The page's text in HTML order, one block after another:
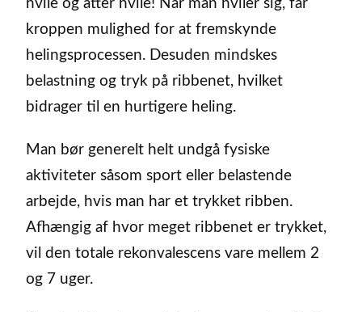
hvile og atter hvile! Når man hviler sig, får
kroppen mulighed for at fremskynde
helingsprocessen. Desuden mindskes
belastning og tryk på ribbenet, hvilket
bidrager til en hurtigere heling.
Man bør generelt helt undgå fysiske
aktiviteter såsom sport eller belastende
arbejde, hvis man har et trykket ribben.
Afhængig af hvor meget ribbenet er trykket,
vil den totale rekonvalescens vare mellem 2
og 7 uger.